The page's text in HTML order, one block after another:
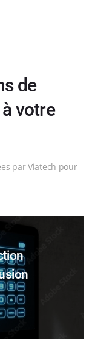
de
votre
par Viatech pour